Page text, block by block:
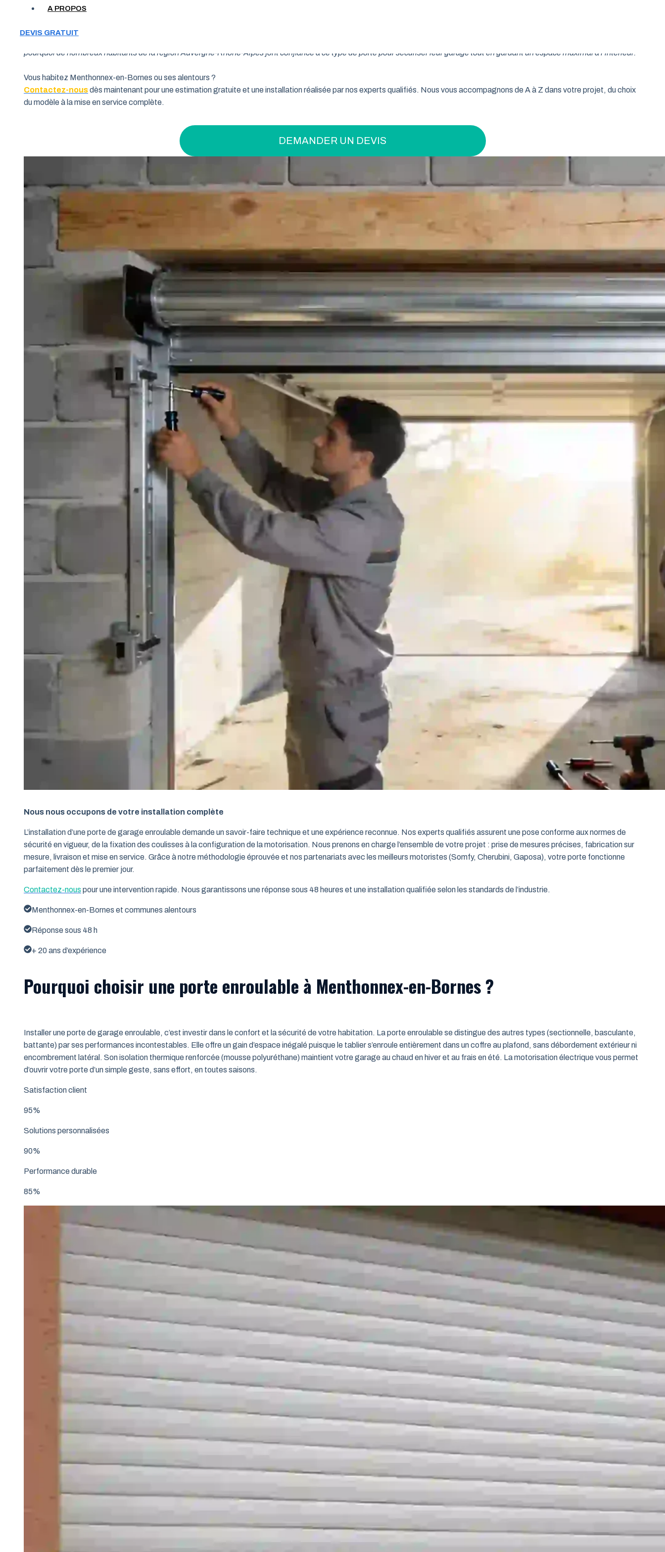
A PROPOS
DEVIS GRATUIT
pourquoi de nombreux habitants de la région Auvergne-Rhône-Alpes font confiance à ce type de porte pour sécuriser leur garage tout en gardant un espace maximal à l’intérieur.
Vous habitez Menthonnex-en-Bornes ou ses alentours ?
Contactez-nousdès maintenant pour une estimation gratuite et une installation réalisée par nos experts qualifiés. Nous vous accompagnons de A à Z dans votre projet, du choix
du modèle à la mise en service complète.
DEMANDER UN DEVIS
Nous nous occupons de votre installation complète
L’installation d’une porte de garage enroulable demande un savoir-faire technique et une expérience reconnue. Nos experts qualifiés assurent une pose conforme aux normes de
sécurité en vigueur, de la fixation des coulisses à la configuration de la motorisation. Nous prenons en charge l’ensemble de votre projet : prise de mesures précises, fabrication sur
mesure, livraison et mise en service. Grâce à notre méthodologie éprouvée et nos partenariats avec les meilleurs motoristes (Somfy, Cherubini, Gaposa), votre porte fonctionne
parfaitement dès le premier jour.
Contactez-nous pour une intervention rapide. Nous garantissons une réponse sous 48 heures et une installation qualifiée selon les standards de l’industrie.
Menthonnex-en-Bornes et communes alentours
Réponse sous 48 h
+ 20 ans d’expérience
Pourquoi choisir une porte enroulable à Menthonnex-en-Bornes ?
Installer une porte de garage enroulable, c’est investir dans le confort et la sécurité de votre habitation. La porte enroulable se distingue des autres types (sectionnelle, basculante,
battante) par ses performances incontestables. Elle offre un gain d’espace inégalé puisque le tablier s’enroule entièrement dans un coffre au plafond, sans débordement extérieur ni
encombrement latéral. Son isolation thermique renforcée (mousse polyuréthane) maintient votre garage au chaud en hiver et au frais en été. La motorisation électrique vous permet
d’ouvrir votre porte d’un simple geste, sans effort, en toutes saisons.
Satisfaction client
95%
Solutions personnalisées
90%
Performance durable
85%